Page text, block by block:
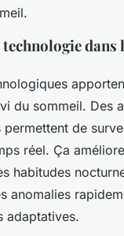
dans
du sommeil. Des
de
réel. Ça
habitudes
anomalies
adaptatives.